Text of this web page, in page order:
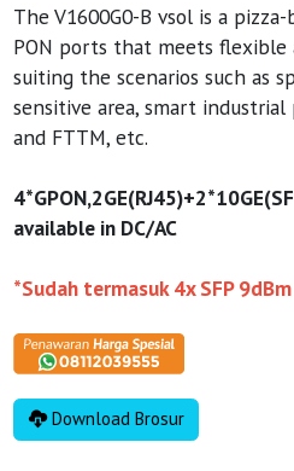
The V1600G0-B vsol is a
PON ports that meets flexible
suiting the scenarios such as
sensitive area, smart
and FTTM, etc.
available in DC/AC
*Sudah termasuk 4x SFP 9dBm
Download Brosur